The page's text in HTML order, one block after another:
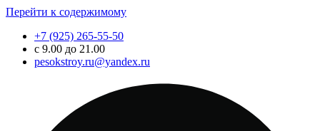
Перейти к содержимому
+7 (925) 265-55-50
с 9.00 до 21.00
pesokstroy.ru@yandex.ru